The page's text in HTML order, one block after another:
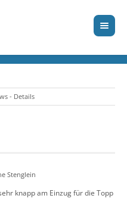
- Details
Stenglein
knapp am Einzug für die Topp